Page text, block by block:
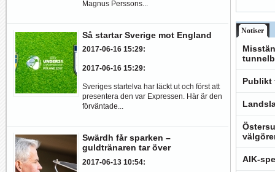
Magnus Perssons...
Så startar Sverige mot England
2017-06-16 15:29:
2017-06-16 15:29:
Sveriges startelva har läckt ut och först att
presentera den var Expressen. Här är den
förväntade...
Swärdh får sparken –
guldtränaren tar över
2017-06-13 10:54:
Notiser
Publikt
AIK-